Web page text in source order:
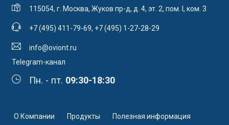
115054, г. Москва, Жуков пр-д, д. 4, эт. 2, пом. I, ком. 3
+7 (495) 411-79-69, +7 (495) 1-27-28-29
info@oviont.ru
Telegram-канал
Пн. - пт. 09:30-18:30
О Компании Продукты Полезная информация